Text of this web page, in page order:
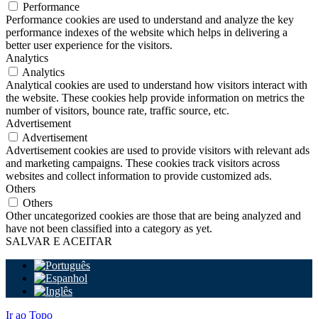
Performance
Performance cookies are used to understand and analyze the key
performance indexes of the website which helps in delivering a
better user experience for the visitors.
Analytics
Analytics
Analytical cookies are used to understand how visitors interact with
the website. These cookies help provide information on metrics the
number of visitors, bounce rate, traffic source, etc.
Advertisement
Advertisement
Advertisement cookies are used to provide visitors with relevant ads
and marketing campaigns. These cookies track visitors across
websites and collect information to provide customized ads.
Others
Others
Other uncategorized cookies are those that are being analyzed and
have not been classified into a category as yet.
SALVAR E ACEITAR
Ir ao Topo